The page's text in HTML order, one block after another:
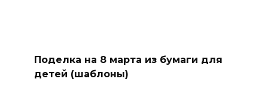
Поделка на 8 марта из бумаги для
детей (шаблоны)